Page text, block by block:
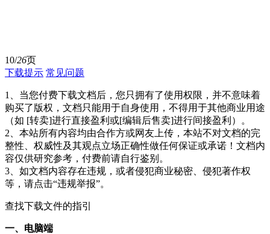
10/26页
下载提示 常见问题
1、当您付费下载文档后，您只拥有了使用权限，并不意味着
购买了版权，文档只能用于自身使用，不得用于其他商业用途
（如 [转卖]进行直接盈利或[编辑后售卖]进行间接盈利）。
2、本站所有内容均由合作方或网友上传，本站不对文档的完
整性、权威性及其观点立场正确性做任何保证或承诺！文档内
容仅供研究参考，付费前请自行鉴别。
3、如文档内容存在违规，或者侵犯商业秘密、侵犯著作权
等，请点击“违规举报”。
查找下载文件的指引
一、电脑端